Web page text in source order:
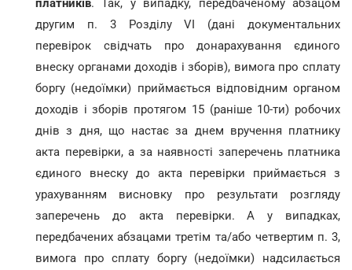
платників. Так, у випадку, передбаченому абзацом
другим п. 3 Розділу VI (дані документальних
перевірок свідчать про донарахування єдиного
внеску органами доходів і зборів), вимога про сплату
боргу (недоїмки) приймається відповідним органом
доходів і зборів протягом 15 (раніше 10-ти) робочих
днів з дня, що настає за днем вручення платнику
акта перевірки, а за наявності заперечень платника
єдиного внеску до акта перевірки приймається з
урахуванням висновку про результати розгляду
заперечень до акта перевірки. А у випадках,
передбачених абзацами третім та/або четвертим п. 3,
вимога про сплату боргу (недоїмки) надсилається